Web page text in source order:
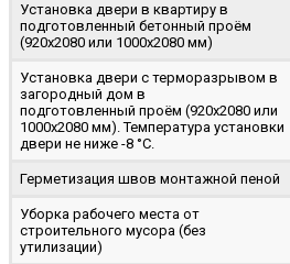
Установка двери в квартиру в
подготовленный бетонный проём
(920x2080 или 1000x2080 мм)
Установка двери с терморазрывом в
загородный дом в
подготовленный проём (920x2080 или
1000x2080 мм). Температура установки
двери не ниже -8 °C.
Герметизация швов монтажной пеной
Уборка рабочего места от
строительного мусора (без
утилизации)